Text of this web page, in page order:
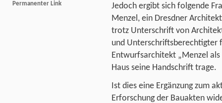
Permanenter Link
Jedoch ergibt sich folgende
Menzel, ein Dresdner
trotz Unterschrift von
und Unterschriftsberechtigter
Entwurfsarchitekt „Menzel
Haus seine Handschrift trage.
Ist dies eine Ergänzung zum
Erforschung der Bauakten